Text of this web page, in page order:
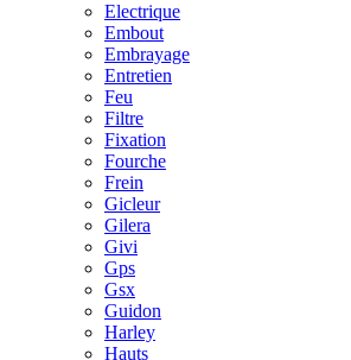
Electrique
Embout
Embrayage
Entretien
Feu
Filtre
Fixation
Fourche
Frein
Gicleur
Gilera
Givi
Gps
Gsx
Guidon
Harley
Hauts